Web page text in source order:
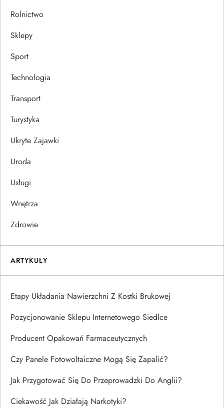
Rolnictwo
Sklepy
Sport
Technologia
Transport
Turystyka
Ukryte Zajawki
Uroda
Usługi
Wnętrza
Zdrowie
ARTYKUŁY
Etapy Układania Nawierzchni Z Kostki Brukowej
Pozycjonowanie Sklepu Internetowego Siedlce
Producent Opakowań Farmaceutycznych
Czy Panele Fotowoltaiczne Mogą Się Zapalić?
Jak Przygotować Się Do Przeprowadzki Do Anglii?
Ciekawość Jak Działają Narkotyki?